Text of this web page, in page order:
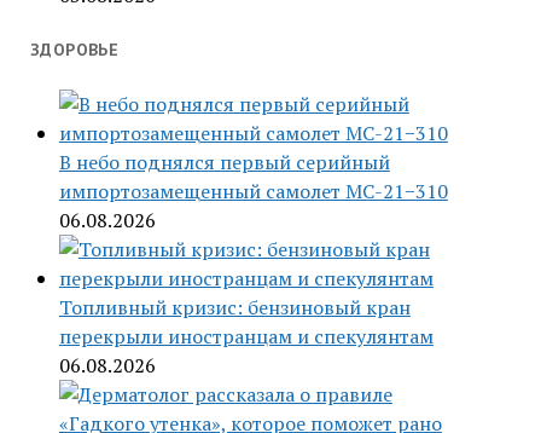
ЗДОРОВЬЕ
В небо поднялся первый серийный
импортозамещенный самолет МС-21−310
06.08.2026
Топливный кризис: бензиновый кран
перекрыли иностранцам и спекулянтам
06.08.2026